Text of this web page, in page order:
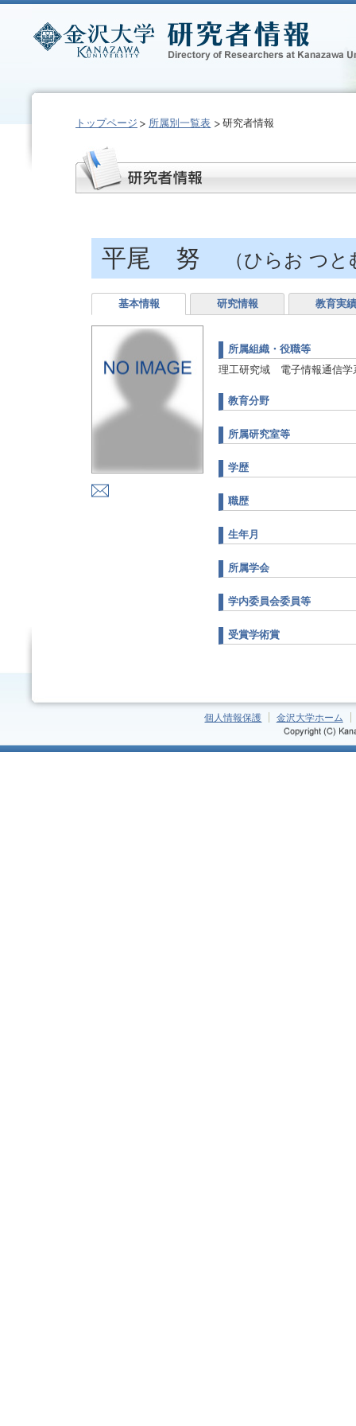
トップページ 所属別一覧表 研究者情報
平尾 努 （ひらお つと
基本情報 研究情報 教育実績
所属組織・役職等
理工研究域 電子情報通信学
教育分野
所属研究室等
学歴
職歴
生年月
所属学会
学内委員会委員等
受賞学術賞
個人情報保護 金沢大学ホーム